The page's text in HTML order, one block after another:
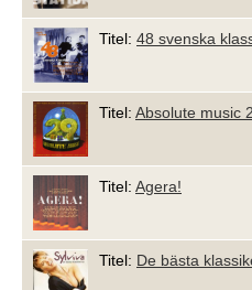
Titel: 48 svenska
Titel: Absolute music
Titel: Agera!
Titel: De bästa